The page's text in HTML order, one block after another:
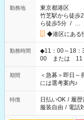
勤務地
東京都港区
竹芝駅から徒歩
ら徒歩5分 / …
◆港区にある
勤務時間
◆11：00～18：
00 または 11：30～18：30
ば前職が、 在宅
スタッフ スイ
業界から入社し
期間
＜急募＞即日～
には選考案内♪
特徴 日払いOK / 履歴
服装自由 / 電話